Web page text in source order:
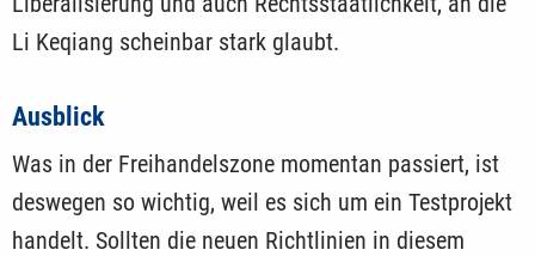
Li Keqiang scheinbar stark glaubt.
Ausblick
Was in der Freihandelszone momentan passiert, ist
deswegen so wichtig, weil es sich um ein Testprojekt
handelt. Sollten die neuen Richtlinien in diesem